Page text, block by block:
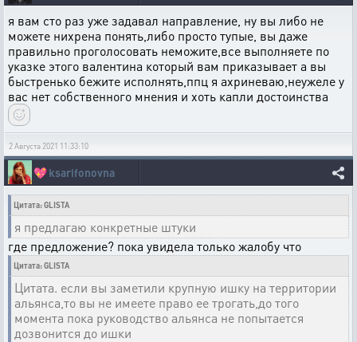
я вам сто раз уже задавал направление, ну вы либо не
можете нихрена понять,либо просто тупые, вы даже
правильно проголосовать неможите,все выполняете по
указке этого валентина который вам приказывает а вы
быстренько бежите исполнять,ппц я ахриневаю,неужеле у
вас нет собственного мнения и хоть капли достоинства
2 Августа 2021 11:33:10
💖ksarifonovna
Цитата: GLISTA
я предлагаю конкретные штуки
где предложение? пока увидела только жалобу что
Цитата: GLISTA
Цитата. если вы заметили крупную ишку на территории
альянса,то вы не имеете право ее трогать,до того
момента пока руководство альянса не попытается
дозвонится до ишки